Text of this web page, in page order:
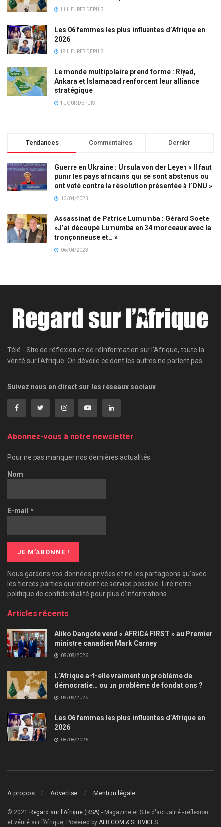
11 HEURES DEPUIS
Les 06 femmes les plus influentes d’Afrique en
2026
18 HEURES DEPUIS
Le monde multipolaire prend forme : Riyad,
Ankara et Islamabad renforcent leur alliance
stratégique
1 JOUR DEPUIS
Tendances Commentaires Dernier
Guerre en Ukraine : Ursula von der Leyen « Il faut
punir les pays africains qui se sont abstenus ou
ont voté contre la résolution présentée à l’ONU »
13/04/2023
Assassinat de Patrice Lumumba : Gérard Soete
»J’ai découpé Lumumba en 34 morceaux avec la
tronçonneuse et… »
06/04/2023
Télé - Site de réflexion et de réinformation sur l'Afrique, toute la
vérité sur l'Afrique. On dévoile ce dont les autres ne parlent pas.
Suivez nous en direct sur les réseaux sociaux
Abonnez-vous à notre newsletter
Pour ne pas manquer nos dernières actualités.
Nom
E-mail *
Nous gardons vos données privées et ne les partageons qu’avec
les tierces parties qui rendent ce service possible. Lire notre
politique de confidentialité pour plus d’informations.
Articles récents
Aliko Dangote vend « AFRICA FIRST » au Premier
ministre canadien Mark Carney
08/08/2026
L’Afrique a-t-elle vraiment un problème de
démocratie… ou un problème de fondations ?
08/08/2026
Les 06 femmes les plus influentes d’Afrique en
2026
08/08/2026
À propos Advertise Mention légale
© 2021 Regard sur l'Afrique (RSA) - Magazine et Site d'actualité - réflexion
et vérité sur l’Afrique, Powered by AFRICOM & SERVICES